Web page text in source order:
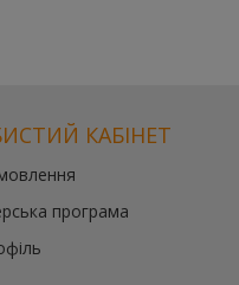
КАБІНЕТ
програма